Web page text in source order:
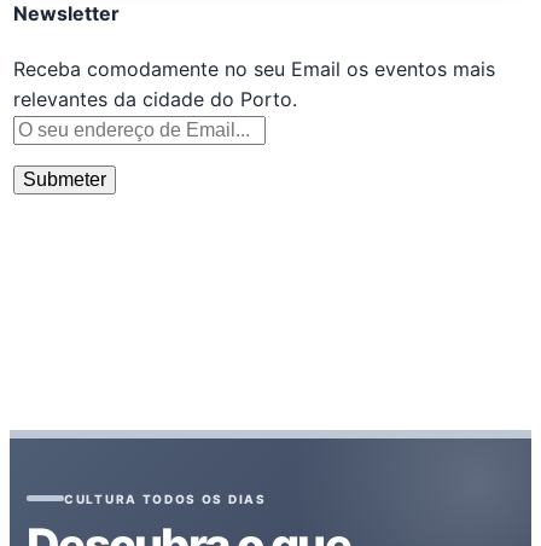
Newsletter
Receba comodamente no seu Email os eventos mais
relevantes da cidade do Porto.
CULTURA TODOS OS DIAS